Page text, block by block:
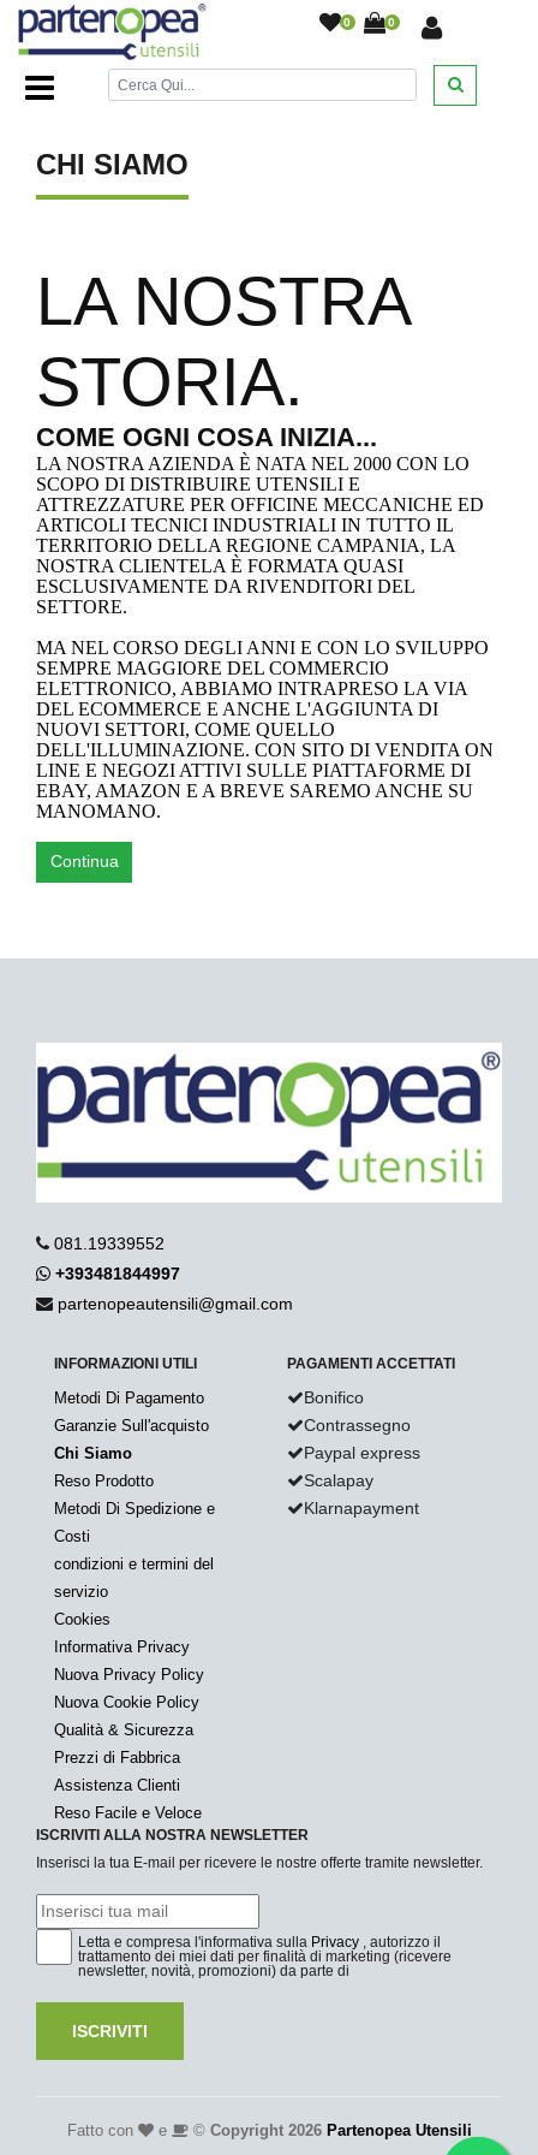
0 0
Home Page/Chi Siamo/
CHI SIAMO
LANOSTRA
STORIA.
COME OGNI COSA INIZIA...
LA NOSTRA AZIENDA È NATA NEL 2000 CON LO
SCOPO DI DISTRIBUIRE UTENSILI E
ATTREZZATURE PER OFFICINE MECCANICHE ED
ARTICOLI TECNICI INDUSTRIALI IN TUTTO IL
TERRITORIO DELLA REGIONE CAMPANIA, LA
NOSTRA CLIENTELA È FORMATA QUASI
ESCLUSIVAMENTE DA RIVENDITORI DEL
SETTORE.
MA NEL CORSO DEGLI ANNI E CON LO SVILUPPO
SEMPRE MAGGIORE DEL COMMERCIO
ELETTRONICO, ABBIAMO INTRAPRESO LA VIA
DEL ECOMMERCE E ANCHE L'AGGIUNTA DI
NUOVI SETTORI, COME QUELLO
DELL'ILLUMINAZIONE. CON SITO DI VENDITA ON
LINE E NEGOZI ATTIVI SULLE PIATTAFORME DI
EBAY, AMAZON E A BREVE SAREMO ANCHE SU
MANOMANO.
Continua
081.19339552
+393481844997
partenopeautensili@gmail.com
INFORMAZIONI UTILI
Metodi Di Pagamento
Garanzie Sull'acquisto
Chi Siamo
Reso Prodotto
Metodi Di Spedizione e
Costi
condizioni e termini del
servizio
Cookies
Informativa Privacy
Nuova Privacy Policy
Nuova Cookie Policy
Qualità & Sicurezza
Prezzi di Fabbrica
Assistenza Clienti
Reso Facile e Veloce
PAGAMENTI ACCETTATI
Bonifico
Contrassegno
Paypal express
Scalapay
Klarnapayment
ISCRIVITI ALLA NOSTRA NEWSLETTER
Inserisci la tua E-mail per ricevere le nostre offerte tramite newsletter.
Letta e compresa l'informativa sulla Privacy , autorizzo il
trattamento dei miei dati per finalità di marketing (ricevere
newsletter, novità, promozioni) da parte di
ISCRIVITI
Fatto con e © Copyright 2026 Partenopea Utensili